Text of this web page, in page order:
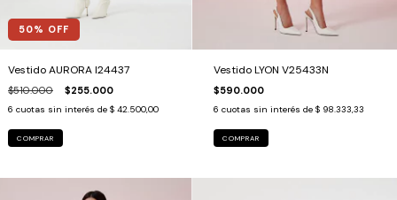
50% OFF
Vestido AURORA I24437
$510.000 $255.000
6 cuotas sin interés de $ 42.500,00
COMPRAR
Vestido LYON V25433N
$590.000
6 cuotas sin interés de $ 98.333,33
COMPRAR